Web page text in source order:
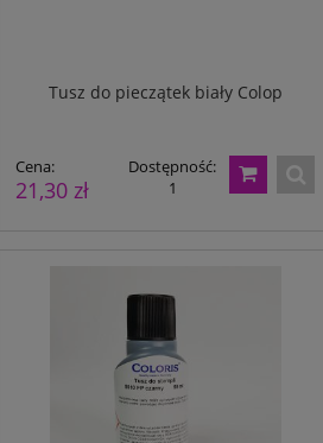
Tusz do pieczątek biały Colop
Cena:
21,30 zł
Dostępność:
1